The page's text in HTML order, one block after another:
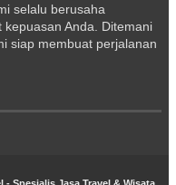
selalu berusaha
Anda. Ditemani
siap membuat perjalanan